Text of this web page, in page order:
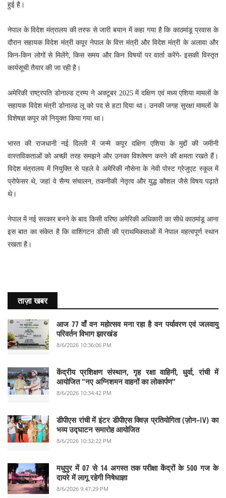
हुई है।
नेपाल के विदेश मंत्रालय की तरफ से जारी बयान में कहा गया है कि काठमांडू प्रवास के
दौरान सहायक विदेश मंत्री कपूर नेपाल के वित्त मंत्री और विदेश मंत्री के अलावा और
किन-किन लोगों से मिलेंगे, किस समय और किन विषयों पर वार्ता करेंगे- इसकी विस्तृत
कार्यसूची तैयार की जा रही है।
अमेरिकी राष्ट्रपति डोनाल्ड ट्रम्प ने अक्टूबर 2025 में दक्षिण एवं मध्य एशिया मामलों के
सहायक विदेश मंत्री डोनाल्ड लू को पद से हटा दिया था। उनकी जगह सुरक्षा मामलों के
विशेषज्ञ कपूर को नियुक्त किया गया था।
भारत की राजधानी नई दिल्ली में जन्मे कपूर दक्षिण एशिया के मुद्दों की जमीनी
वास्तविकताओं को अच्छी तरह समझने और उनका विश्लेषण करने की क्षमता रखते हैं।
विदेश मंत्रालय में नियुक्ति से पहले वे अमेरिकी नौसेना के नेवी पोस्ट ग्रेजुएट स्कूल में
प्रोफेसर थे, जहां वे सैन्य संचालन, तकनीकी नेतृत्व और युद्ध कौशल जैसे विषय पढ़ाते
थे।
नेपाल में नई सरकार बनने के बाद किसी वरिष्ठ अमेरिकी अधिकारी का सीधे काठमांडू आना
इस बात का संकेत है कि वाशिंगटन डीसी की प्राथमिकताओं में नेपाल महत्वपूर्ण स्थान
रखता है।
ताज़ा खबर
आज 77 वाँ वन महोत्सव मना रहा है वन पर्यावरण एवं जलवायु
परिवर्तन विभाग झारखंड
8/6/2026 10:36:06 PM
केंद्रीय प्रशिक्षण संस्थान, गृह रक्षा वाहिनी, धुर्वा, रांची में
आयोजित "नए अग्निशमन वाहनों का लोकार्पण"
8/6/2026 10:34:42 PM
डीपीएस रांची में इंटर डीपीएस क्विज़ प्रतियोगिता (ज़ोन–IV) का
भव्य उद्घाटन समारोह आयोजित
8/6/2026 10:32:22 PM
मधुपुर में 07 से 14 अगस्त तक परीक्षा केंद्रों के 500 गज के
दायरे में लागू रहेगी निषेधाज्ञा
8/6/2026 9:47:29 PM